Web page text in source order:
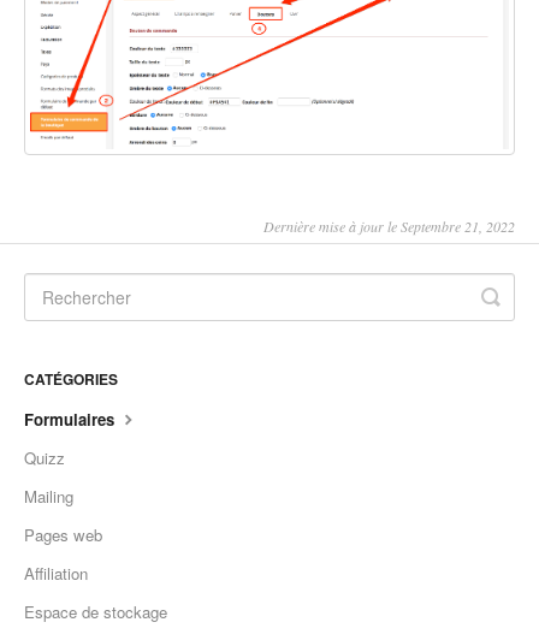
Hub
Dernière mise à jour le Septembre 21, 2022
CATÉGORIES
Formulaires
Quizz
Mailing
Pages web
Affiliation
Espace de stockage